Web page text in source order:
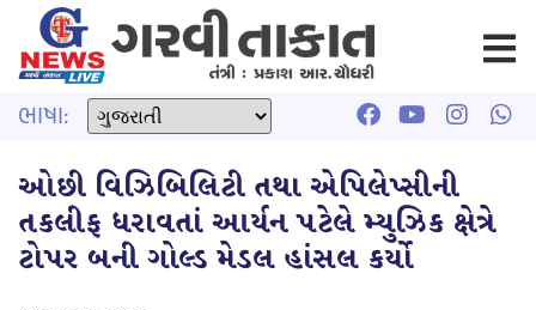
ભાષા:
ઓછી વિઝિબિલિટી તથા એપિલેપ્સીની
તકલીફ ધરાવતાં આર્યન પટેલે મ્યુઝિક ક્ષેત્રે
ટોપર બની ગોલ્ડ મેડલ હાંસલ કર્યો